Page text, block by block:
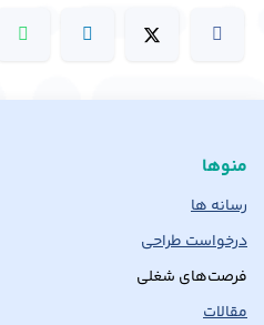
منوها
رسانه ها
درخواست طراحی
فرصت‌های شغلی
مقالات